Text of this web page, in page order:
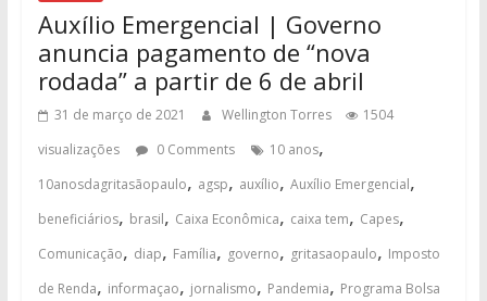
Auxílio Emergencial | Governo
anuncia pagamento de “nova
rodada” a partir de 6 de abril
31 de março de 2021 Wellington Torres
1504
visualizações
0 Comments 10 anos,
10anosdagritasãopaulo, agsp, auxílio, Auxílio Emergencial,
beneficiários, brasil, Caixa Econômica, caixa tem, Capes,
Comunicação, diap, Família, governo, gritasaopaulo, Imposto
de Renda, informaçao, jornalismo, Pandemia, Programa Bolsa